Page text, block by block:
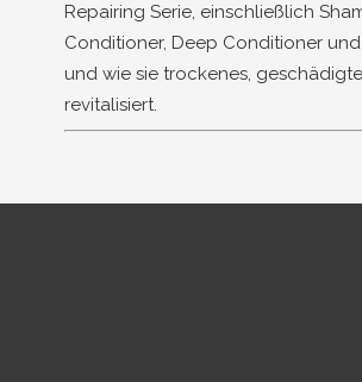
Repairing Serie, einschließlich
Conditioner, Deep Conditioner und
und wie sie trockenes,
revitalisiert.